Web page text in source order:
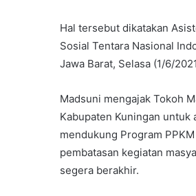
Hal tersebut dikatakan
Sosial Tentara Nasional
Jawa Barat, Selasa (1/6/
Madsuni mengajak Tokoh
Kabupaten Kuningan
mendukung Program
pembatasan kegiatan
segera berakhir.